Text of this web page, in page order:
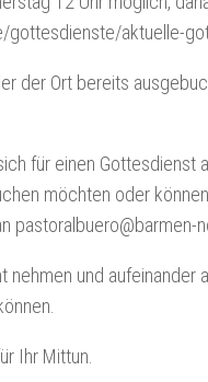
gottesdienste/aktuelle-
der Ort bereits
für einen Gottesdienst
möchten oder
pastoralbuero@barmen-
nehmen und aufeinander
Ihr Mittun.